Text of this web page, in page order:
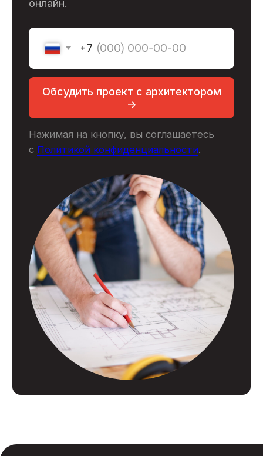
© 2007 - 2026
Политика конфиденциальности
Меню
Услуги
Сертификаты
Контакты
ООО «ГК Стройкооператив»
ИНН: 7727308263
Заказать звонок ->